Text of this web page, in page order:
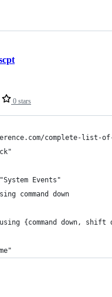
0 stars
complete-list-
Events"
command down
using {command down, shift